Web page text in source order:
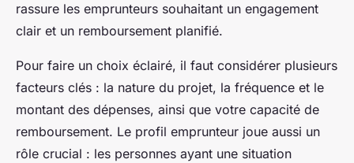
rassure les emprunteurs souhaitant un engagement
clair et un remboursement planifié.
Pour faire un choix éclairé, il faut considérer plusieurs
facteurs clés : la nature du projet, la fréquence et le
montant des dépenses, ainsi que votre capacité de
remboursement. Le profil emprunteur joue aussi un
rôle crucial : les personnes ayant une situation